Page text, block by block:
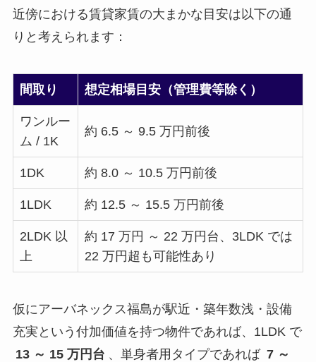
近傍における賃貸家賃の大まかな目安は以下の通
りと考えられます：
間取り 想定相場目安（管理費等除く）
ワンルー
ム / 1K
約 6.5 ～ 9.5 万円前後
1DK 約 8.0 ～ 10.5 万円前後
1LDK 約 12.5 ～ 15.5 万円前後
2LDK 以
上
約 17 万円 ～ 22 万円台、3LDK では
22 万円超も可能性あり
仮にアーバネックス福島が駅近・築年数浅・設備
充実という付加価値を持つ物件であれば、1LDK で
13 ～ 15 万円台 、単身者用タイプであれば 7 ～